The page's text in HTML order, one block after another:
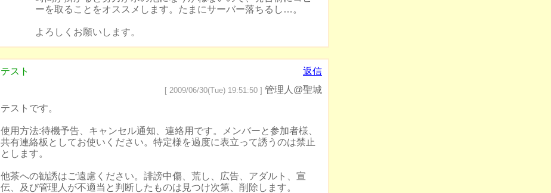
ーを取ることをオススメします。たまにサーバー落ちるし…。
よろしくお願いします。
テスト 返信
[ 2009/06/30(Tue) 19:51:50 ] 管理人@聖城
テストです。
使用方法:待機予告、キャンセル通知、連絡用です。メンバーと参加者様、
共有連絡板としてお使いください。特定様を過度に表立って誘うのは禁止
とします。
他茶への勧誘はご遠慮ください。誹謗中傷、荒し、広告、アダルト、宣
伝、及び管理人が不適当と判断したものは見つけ次第、削除します。